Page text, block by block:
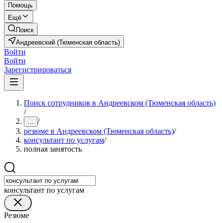
Помощь
Ещё
Поиск
Андреевский (Тюменская область)
Войти
Войти
Зарегистрироваться
Поиск сотрудников в Андреевском (Тюменская область)
/
... /
резюме в Андреевском (Тюменская область)/
консультант по услугам/
полная занятость
консультант по услугам
Резюме